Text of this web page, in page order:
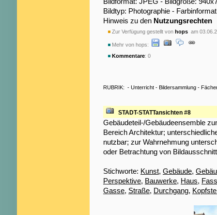
Bildtyp: Photographie -
Hinweis zu den Nutzungsrechten
Zur Verfügung gestellt von hops am
Mehr von hops:
Kommentare: 0
RUBRIK: - Unterricht - Bildersammlung -
STADT-STATTansichten #8
Gebäudeteil-/Gebäudeensemble
Bereich Architektur;
nutzbar; zur Wahrnehmung
oder Betrachtung von
Stichworte: Kunst, Gebäude,
Perspektive, Bauwerke, Haus,
Gasse, Straße, Durchgang,